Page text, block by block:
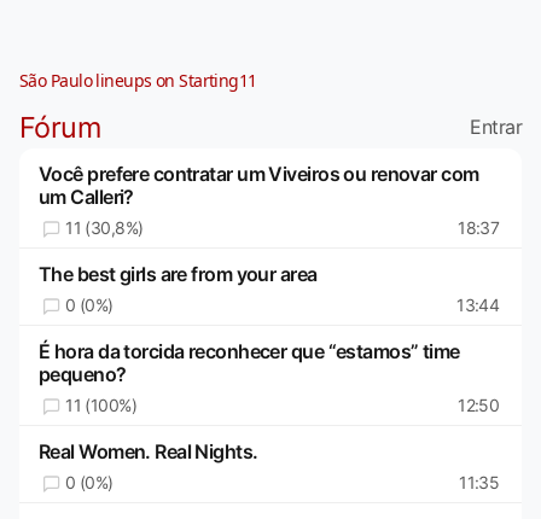
São Paulo lineups on Starting11
Fórum
Entrar
Você prefere contratar um Viveiros ou renovar com
um Calleri?
11 (30,8%) 18:37
The best girls are from your area
0 (0%) 13:44
É hora da torcida reconhecer que “estamos” time
pequeno?
11 (100%) 12:50
Real Women. Real Nights.
0 (0%) 11:35